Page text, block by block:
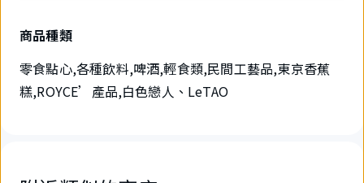
商品種類
零食點心,各種飲料,啤酒,輕食類,民間工藝品,東京香蕉
糕,ROYCE’產品,白色戀人、LeTAO